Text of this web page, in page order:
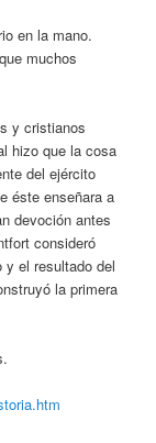
en la mano.
muchos
y cristianos
hizo que la cosa
del ejército
éste enseñara a
devoción antes
consideró
y el resultado del
la primera